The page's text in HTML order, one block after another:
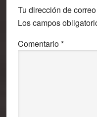
los
lectores
Tu dirección de
Los campos
Comentario*